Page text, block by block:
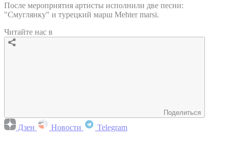
После мероприятия артисты исполнили две песни:
"Смуглянку" и турецкий марш Mehter marsi.
Читайте нас в
Поделиться
Дзен Новости Telegram